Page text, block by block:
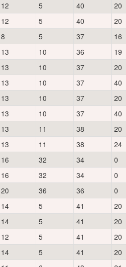
12 5 40 20
12 5 40 20
8 5 37 16
13 10 36 19
13 10 37 20
13 10 37 40
13 10 37 20
13 10 37 40
13 11 38 20
13 11 38 24
16 32 34 0
16 32 34 0
20 36 36 0
14 5 41 20
14 5 41 20
12 5 41 20
14 5 41 20